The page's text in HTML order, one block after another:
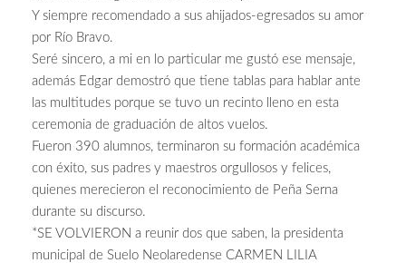
Y siempre recomendado a sus ahijados-egresados su amor
por Río Bravo.
Seré sincero, a mi en lo particular me gustó ese mensaje,
además Edgar demostró que tiene tablas para hablar ante
las multitudes porque se tuvo un recinto lleno en esta
ceremonia de graduación de altos vuelos.
Fueron 390 alumnos, terminaron su formación académica
con éxito, sus padres y maestros orgullosos y felices,
quienes merecieron el reconocimiento de Peña Serna
durante su discurso.
*SE VOLVIERON a reunir dos que saben, la presidenta
municipal de Suelo Neolaredense CARMEN LILIA